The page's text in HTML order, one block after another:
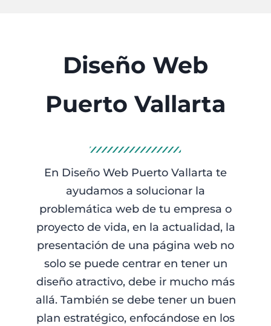
Diseño Web
Puerto Vallarta
En Diseño Web Puerto Vallarta te
ayudamos a solucionar la
problemática web de tu empresa o
proyecto de vida, en la actualidad, la
presentación de una página web no
solo se puede centrar en tener un
diseño atractivo, debe ir mucho más
allá. También se debe tener un buen
plan estratégico, enfocándose en los